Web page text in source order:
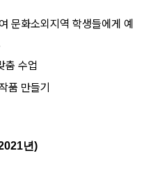
문화소외지역 학생들에게 예
춤 수업
품 만들기
년)